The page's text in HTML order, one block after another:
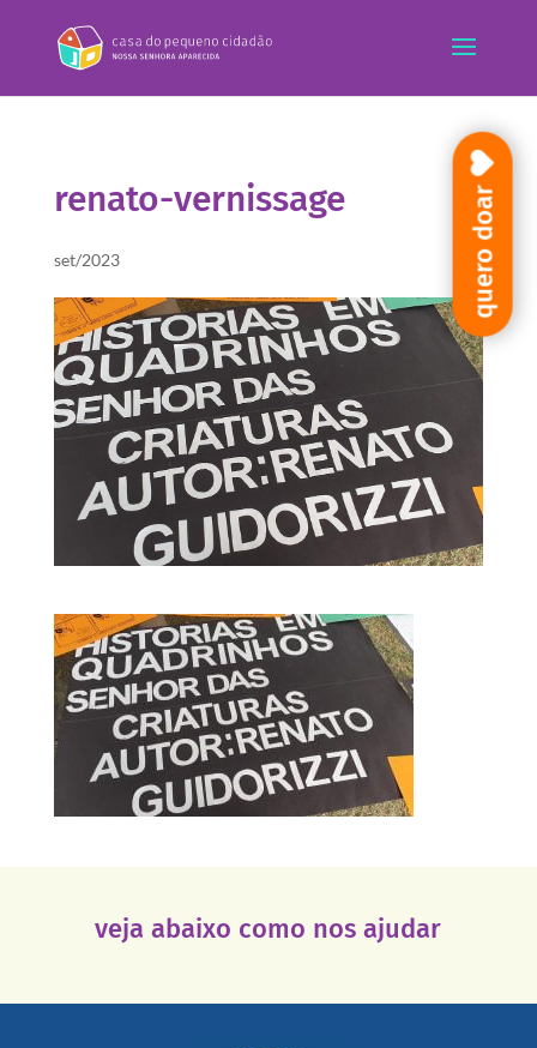
renato-vernissage
set/2023
veja abaixo como nos ajudar
quero doar